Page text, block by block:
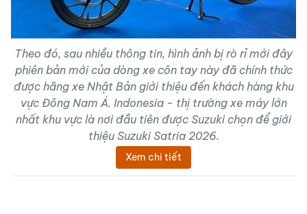
Theo đó, sau nhiều thông tin, hình ảnh bị rò rỉ mới đây
phiên bản mới của dòng xe côn tay này đã chính thức
được hãng xe Nhật Bản giới thiệu đến khách hàng khu
vực Đông Nam Á. Indonesia - thị trường xe máy lớn
nhất khu vực là nơi đầu tiên được Suzuki chọn để giới
thiệu Suzuki Satria 2026.
Xem chi tiết